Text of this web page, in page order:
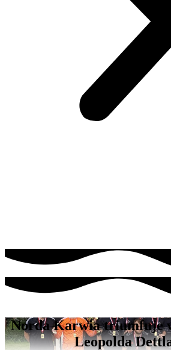
Norda Karwia triumfuje
Leopolda